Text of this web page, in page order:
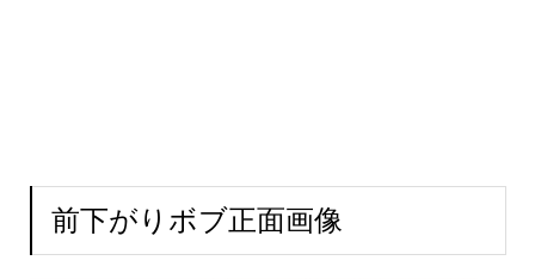
前下がりボブ正面画像